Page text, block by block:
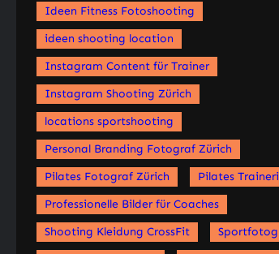
Ideen Fitness Fotoshooting
ideen shooting location
Instagram Content für Trainer
Instagram Shooting Zürich
locations sportshooting
Personal Branding Fotograf Zürich
Pilates Fotograf Zürich
Pilates
Professionelle Bilder für Coaches
Shooting Kleidung CrossFit